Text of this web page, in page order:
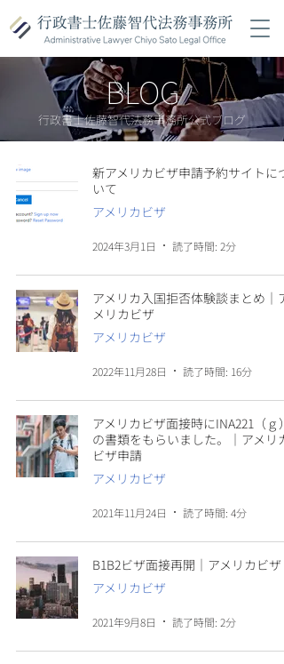
BLOG
行政書士佐藤智代法務事務所公式ブログ
新アメリカビザ申請予約サイトにつ
いて
アメリカビザ
2024年3月1日 読了時間: 2分
アメリカ入国拒否体験談まとめ｜ア
メリカビザ
アメリカビザ
2022年11月28日 読了時間: 16分
アメリカビザ面接時にINA221（ｇ）
の書類をもらいました。｜アメリカ
ビザ申請
アメリカビザ
2021年11月24日 読了時間: 4分
B1B2ビザ面接再開｜アメリカビザ
アメリカビザ
2021年9月8日 読了時間: 2分